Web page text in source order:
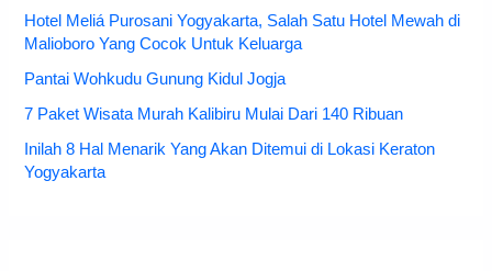
Hotel Meliá Purosani Yogyakarta, Salah Satu Hotel Mewah di
Malioboro Yang Cocok Untuk Keluarga
Pantai Wohkudu Gunung Kidul Jogja
7 Paket Wisata Murah Kalibiru Mulai Dari 140 Ribuan
Inilah 8 Hal Menarik Yang Akan Ditemui di Lokasi Keraton
Yogyakarta